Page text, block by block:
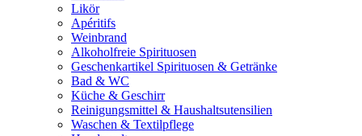
Likör
Apéritifs
Weinbrand
Alkoholfreie Spirituosen
Geschenkartikel Spirituosen & Getränke
Bad & WC
Küche & Geschirr
Reinigungsmittel & Haushaltsutensilien
Waschen & Textilpflege